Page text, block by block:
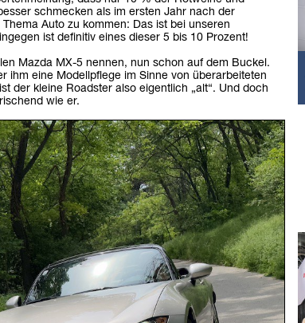
schmecken als im ersten Jahr nach der
Auto zu kommen: Das ist bei unseren
ist definitiv eines dieser 5 bis 10 Prozent!
Mazda MX-5 nennen, nun schon auf dem Buckel.
ihm eine Modellpflege im Sinne von überarbeiteten
der kleine Roadster also eigentlich „alt“. Und doch
wie er.